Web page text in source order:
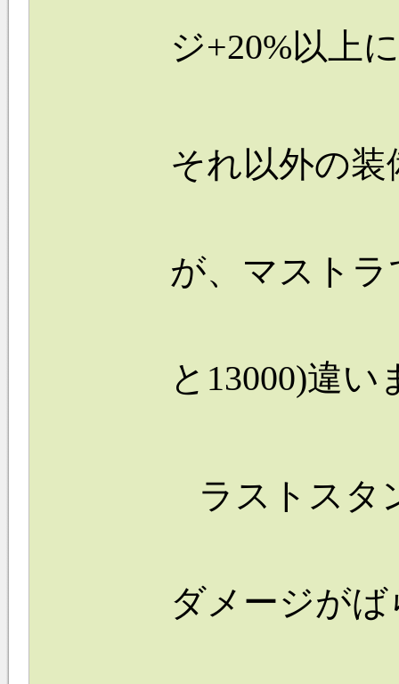
ジ+20%以上
それ以外の
が、マストラ
と13000)違い
ラストスタ
ダメージが